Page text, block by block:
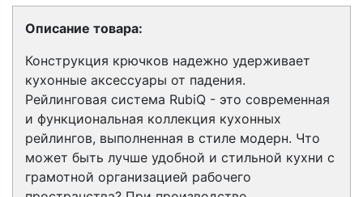
Описание товара:
Конструкция крючков надежно удерживает
кухонные аксессуары от падения.
Рейлинговая система RubiQ - это современная
и функциональная коллекция кухонных
рейлингов, выполненная в стиле модерн. Что
может быть лучше удобной и стильной кухни с
грамотной организацией рабочего